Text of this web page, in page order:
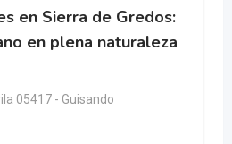
en Sierra de Gredos:
en plena naturaleza
05417 - Guisando